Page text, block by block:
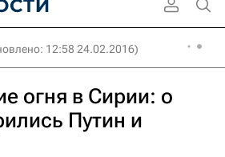
12:58 24.02.2016)
огня в Сирии: о
Путин и